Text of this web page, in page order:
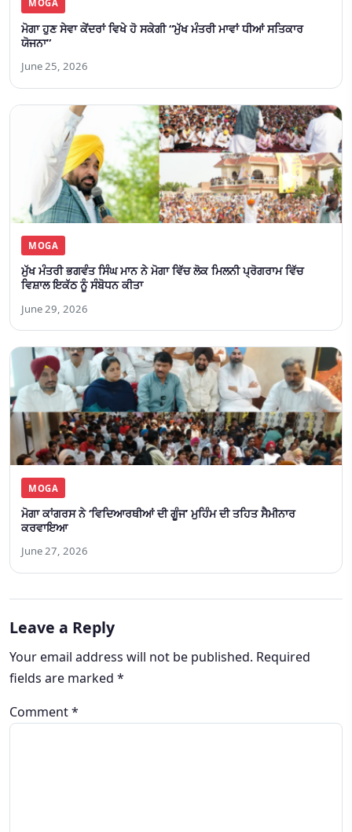
MOGA
ਮੋਗਾ ਹੁਣ ਸੇਵਾ ਕੇਂਦਰਾਂ ਵਿਖੇ ਹੋ ਸਕੇਗੀ “ਮੁੱਖ ਮੰਤਰੀ ਮਾਵਾਂ ਧੀਆਂ ਸਤਿਕਾਰ
ਯੋਜਨਾ”
June 25, 2026
MOGA
ਮੁੱਖ ਮੰਤਰੀ ਭਗਵੰਤ ਸਿੰਘ ਮਾਨ ਨੇ ਮੋਗਾ ਵਿੱਚ ਲੋਕ ਮਿਲਨੀ ਪ੍ਰੋਗਰਾਮ ਵਿੱਚ
ਵਿਸ਼ਾਲ ਇਕੱਠ ਨੂੰ ਸੰਬੋਧਨ ਕੀਤਾ
June 29, 2026
MOGA
ਮੋਗਾ ਕਾਂਗਰਸ ਨੇ ‘ਵਿਦਿਆਰਥੀਆਂ ਦੀ ਗੂੰਜ’ ਮੁਹਿੰਮ ਦੀ ਤਹਿਤ ਸੈਮੀਨਾਰ
ਕਰਵਾਇਆ
June 27, 2026
Leave a Reply
Your email address will not be published. Required
fields are marked *
Comment*